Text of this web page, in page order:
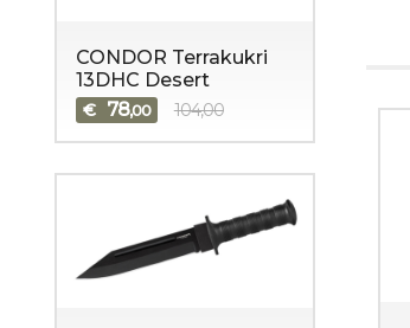
CONDOR Terrakukri
13DHC Desert
€ 78,00 104,00